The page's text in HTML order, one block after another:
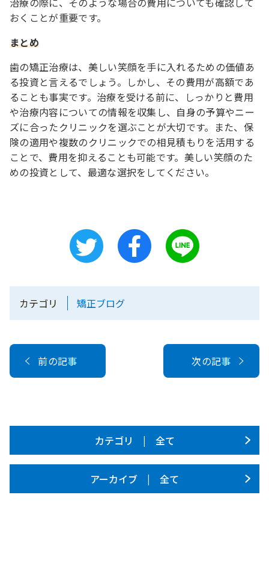
おくことが重要です。
まとめ
歯の矯正治療は、美しい笑顔を手に入れるための価値あ
る投資と言えるでしょう。しかし、その費用が高額であ
ることも事実です。治療を受ける前に、しっかりと費用
や治療内容についての情報を収集し、自身の予算やニー
ズに合ったクリニックを選ぶことが大切です。また、保
険の適用や複数のクリニックでの相見積もりを活用する
ことで、費用を抑えることも可能です。美しい笑顔のた
めの投資として、最適な選択をしてください。
カテゴリ 矯正ブログ
前の記事 次の記事
カテゴリ | 全て
アーカイブ | 全て